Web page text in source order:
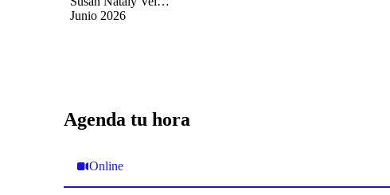
Catalan
Junio 2026
Agenda tu hora
Online